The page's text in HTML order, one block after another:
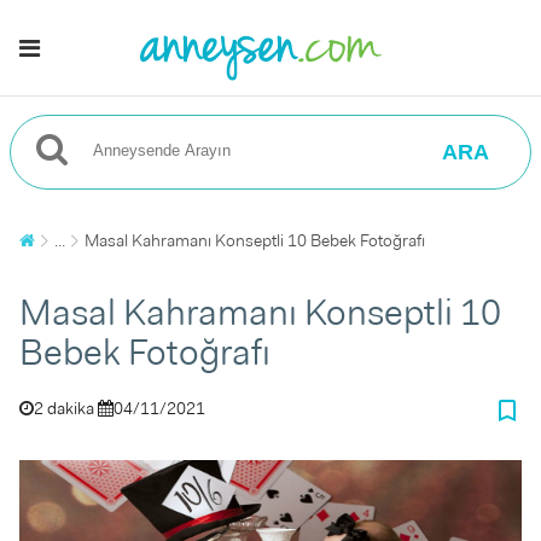
ARA
... Masal Kahramanı Konseptli 10 Bebek Fotoğrafı
Masal Kahramanı Konseptli 10
Bebek Fotoğrafı
2 dakika 04/11/2021 bookmark_border